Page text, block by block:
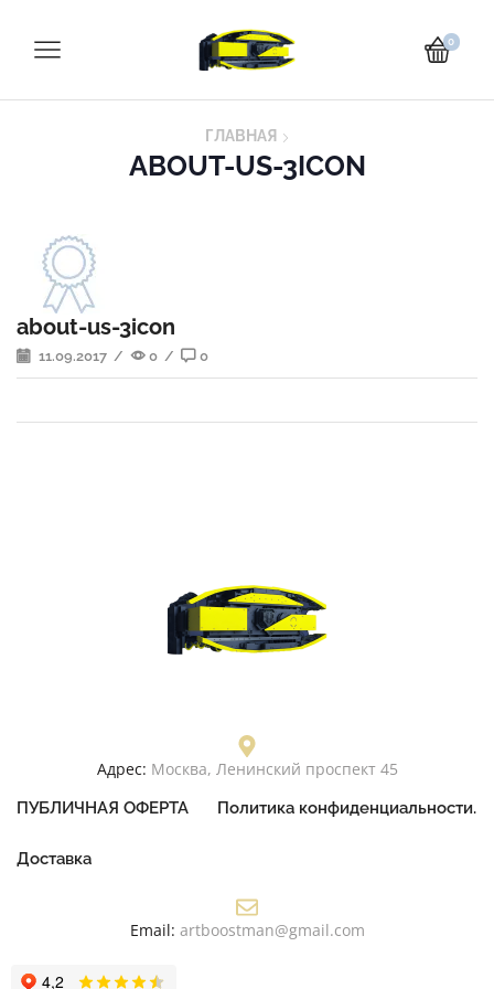
0
ГЛАВНАЯ
ABOUT-US-3ICON
about-us-3icon
11.09.2017 / 0 / 0
Адрес: Москва, Ленинский проспект 45
ПУБЛИЧНАЯ ОФЕРТА Политика конфиденциальности.
Доставка
Email: artboostman@gmail.com